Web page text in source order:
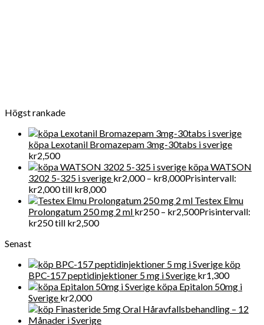
Högst rankade
köpa Lexotanil Bromazepam 3mg-30tabs i sverige
kr2,500
köpa WATSON
3202 5-325 i sverige kr2,000 – kr8,000Prisintervall:
kr2,000 till kr8,000
Testex Elmu
Prolongatum 250 mg 2 ml kr250 – kr2,500Prisintervall:
kr250 till kr2,500
Senast
köp
BPC-157 peptidinjektioner 5 mg i Sverige kr1,300
köpa Epitalon 50mg i
Sverige kr2,000